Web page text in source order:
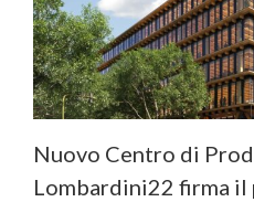
Nuovo Centro di
Lombardini22 firma